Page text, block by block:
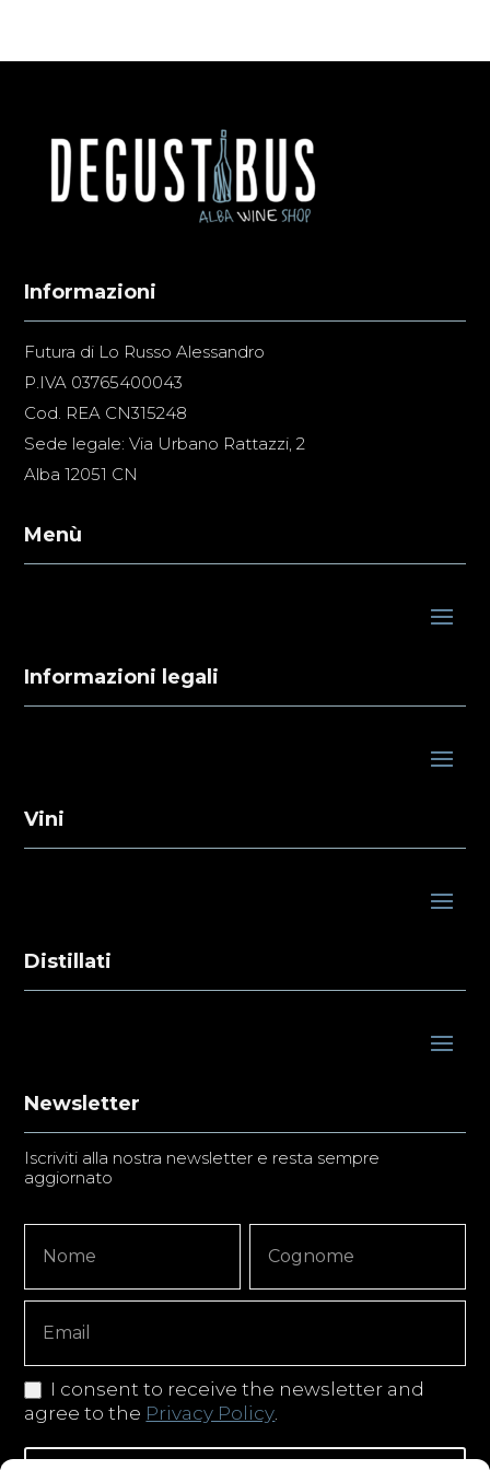
Informazioni
Futura di Lo Russo Alessandro
P.IVA 03765400043
Cod. REA CN315248
Sede legale: Via Urbano Rattazzi, 2
Alba 12051 CN
Menù
Informazioni legali
Vini
Distillati
Newsletter
Iscriviti alla nostra newsletter e resta sempre
aggiornato
Signup
Copy
I consent to receive the newsletter and
agree to the Privacy Policy